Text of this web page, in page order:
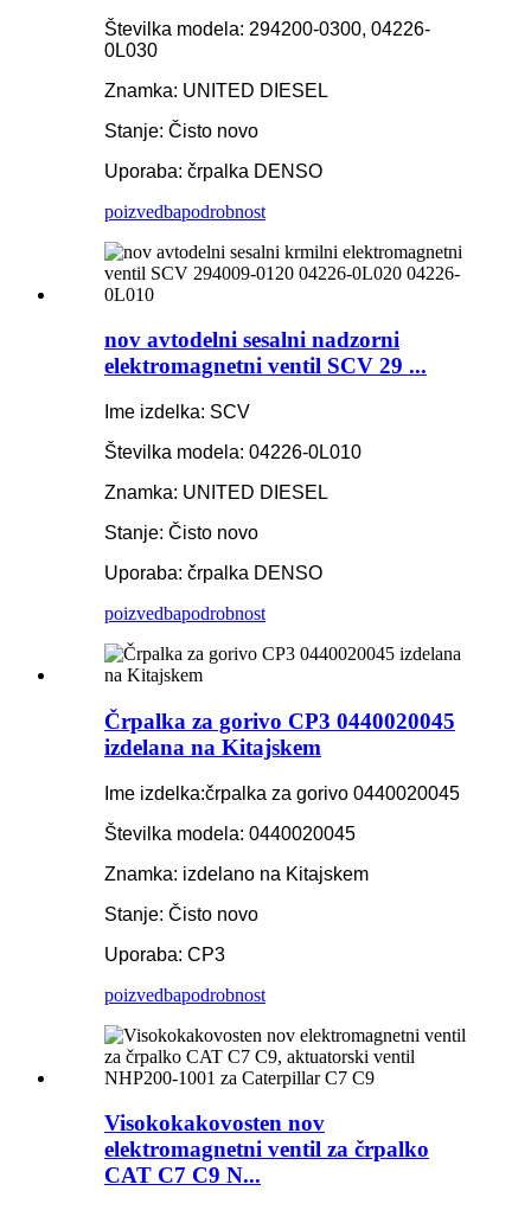
Številka modela: 294200-0300, 04226-
0L030
Znamka: UNITED DIESEL
Stanje: Čisto novo
Uporaba: črpalka DENSO
poizvedbapodrobnost
nov avtodelni sesalni nadzorni
elektromagnetni ventil SCV 29 ...
Ime izdelka: SCV
Številka modela: 04226-0L010
Znamka: UNITED DIESEL
Stanje: Čisto novo
Uporaba: črpalka DENSO
poizvedbapodrobnost
Črpalka za gorivo CP3 0440020045
izdelana na Kitajskem
Ime izdelka:črpalka za gorivo 0440020045
Številka modela: 0440020045
Znamka: izdelano na Kitajskem
Stanje: Čisto novo
Uporaba: CP3
poizvedbapodrobnost
Visokokakovosten nov
elektromagnetni ventil za črpalko
CAT C7 C9 N...